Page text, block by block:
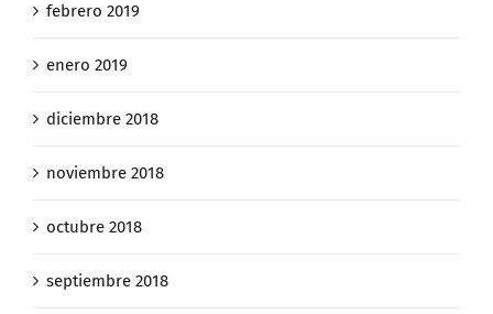
febrero 2019
enero 2019
diciembre 2018
noviembre 2018
octubre 2018
septiembre 2018